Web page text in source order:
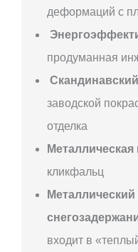
деформаций с
продуманная
заводской
отделка
Металлическая
кликфальц
входит в